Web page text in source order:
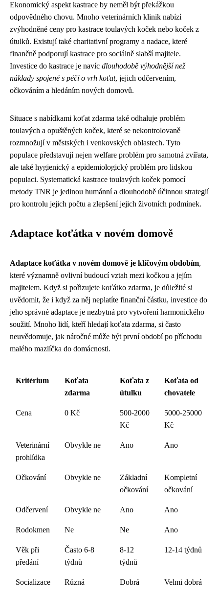
Ekonomický aspekt kastrace by neměl být překážkou
odpovědného chovu. Mnoho veterinárních klinik nabízí
zvýhodněné ceny pro kastrace toulavých koček nebo koček z
útulků. Existují také charitativní programy a nadace, které
finančně podporují kastrace pro sociálně slabší majitele.
Investice do kastrace je navíc dlouhodobě výhodnější než
náklady spojené s péčí o vrh koťat, jejich odčervením,
očkováním a hledáním nových domovů.
Situace s nabídkami koťat zdarma také odhaluje problém
toulavých a opuštěných koček, které se nekontrolovaně
rozmnožují v městských i venkovských oblastech. Tyto
populace představují nejen welfare problém pro samotná zvířata,
ale také hygienický a epidemiologický problém pro lidskou
populaci. Systematická kastrace toulavých koček pomocí
metody TNR je jedinou humánní a dlouhodobě účinnou strategií
pro kontrolu jejich počtu a zlepšení jejich životních podmínek.
Adaptace koťátka v novém domově
Adaptace koťátka v novém domově je klíčovým obdobím,
které významně ovlivní budoucí vztah mezi kočkou a jejím
majitelem. Když si pořizujete koťátko zdarma, je důležité si
uvědomit, že i když za něj neplatíte finanční částku, investice do
jeho správné adaptace je nezbytná pro vytvoření harmonického
soužití. Mnoho lidí, kteří hledají koťata zdarma, si často
neuvědomuje, jak náročné může být první období po příchodu
malého mazlíčka do domácnosti.
Kritérium
Koťata
zdarma
Koťata z
útulku
Koťata od
chovatele
Cena 0 Kč
500-2000
Kč
5000-25000
Kč
Veterinární
prohlídka
Obvykle ne Ano Ano
Očkování Obvykle ne
Základní
očkování
Kompletní
očkování
Odčervení Obvykle ne Ano Ano
Rodokmen Ne Ne Ano
Věk při
předání
Často 6-8
týdnů
8-12
týdnů
12-14 týdnů
Socializace Různá Dobrá Velmi dobrá